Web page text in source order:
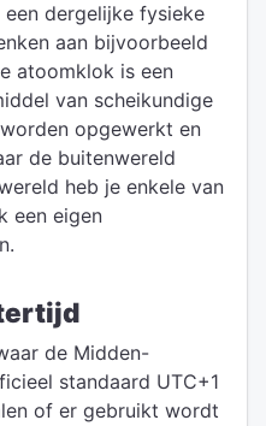
dergelijke fysieke
aan bijvoorbeeld
atoomklok is een
van scheikundige
opgewerkt en
de buitenwereld
heb je enkele van
een eigen
de Midden-
standaard UTC+1
of er gebruikt wordt